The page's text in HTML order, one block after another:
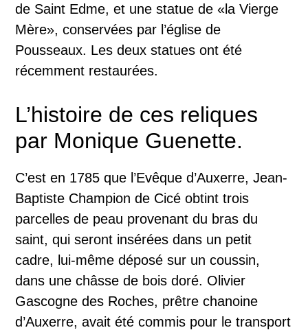
de Saint Edme, et une statue de «la Vierge
Mère», conservées par l’église de
Pousseaux. Les deux statues ont été
récemment restaurées.
L’histoire de ces reliques
par Monique Guenette.
C’est en 1785 que l’Evêque d’Auxerre, Jean-
Baptiste Champion de Cicé obtint trois
parcelles de peau provenant du bras du
saint, qui seront insérées dans un petit
cadre, lui-même déposé sur un coussin,
dans une châsse de bois doré. Olivier
Gascogne des Roches, prêtre chanoine
d’Auxerre, avait été commis pour le transport